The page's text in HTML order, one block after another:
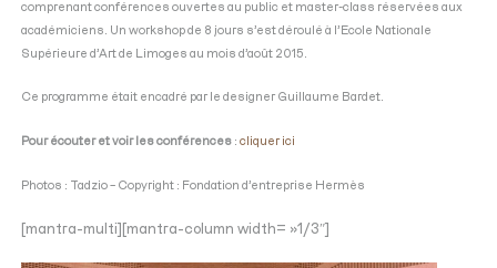
comprenant conférences ouvertes au public et master-class réservées aux
académiciens. Un workshop de 8 jours s’est déroulé à l’Ecole Nationale
Supérieure d’Art de Limoges au mois d’août 2015.
Ce programme était encadré par le designer Guillaume Bardet.
Pour écouter et voir les conférences: cliquer ici
Photos : Tadzio – Copyright : Fondation d’entreprise Hermès
[mantra-multi][mantra-column width= »1/3″]